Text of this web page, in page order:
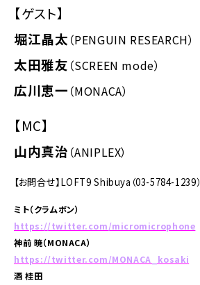
【ゲスト】
堀江晶太 （PENGUIN RESEARCH）
太田雅友 （SCREEN mode）
広川恵一 （MONACA）
【MC】
山内真治 （ANIPLEX）
【お問合せ】LOFT9 Shibuya（03-5784-1239）
ミト（クラムボン）
https://twitter.com/micromicrophone
神前 暁（MONACA）
https://twitter.com/MONACA_kosaki
酒 桂田